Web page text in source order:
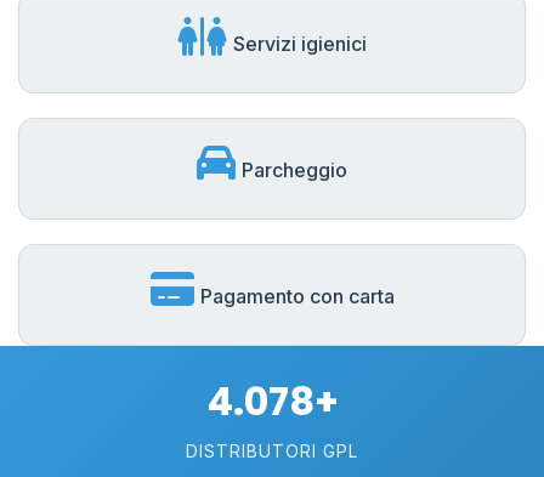
Servizi igienici
Parcheggio
Pagamento con carta
4.078+
DISTRIBUTORI GPL